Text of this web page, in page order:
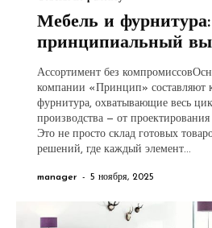
Мебель и фурнитура:
принципиальный
Ассортимент без
компании «Принцип» составляют
фурнитура, охватывающие весь
производства — от
Это не просто склад готовых
решений, где каждый элемент...
manager - 5 ноября, 2025